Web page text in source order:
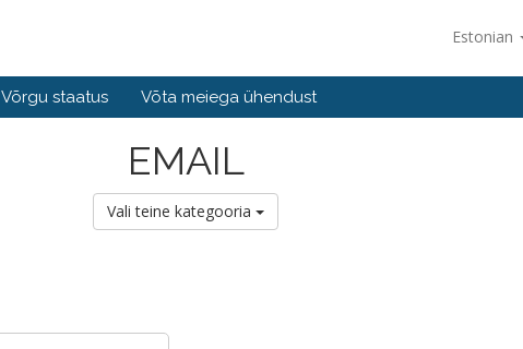
Estonian
Võrgu staatus Võta meiega ühendust
EMAIL
Vali teine kategooria